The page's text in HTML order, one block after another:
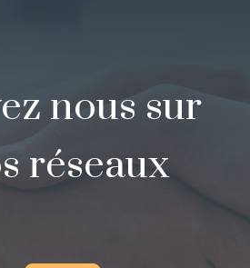
nous sur
réseaux